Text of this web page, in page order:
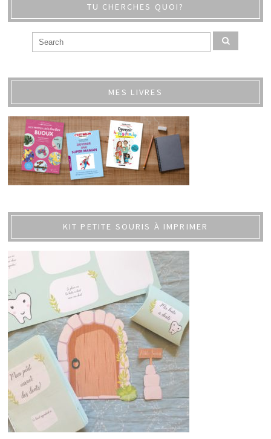
TU CHERCHES QUOI?
MES LIVRES
KIT PETITE SOURIS À IMPRIMER